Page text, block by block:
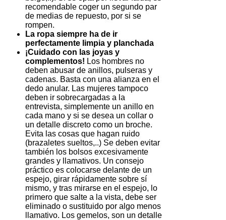
recomendable coger un segundo par
de medias de repuesto, por si se
rompen.
La ropa siempre ha de ir
perfectamente limpia y planchada
¡Cuidado con las joyas y
complementos! Los hombres no
deben abusar de anillos, pulseras y
cadenas. Basta con una alianza en el
dedo anular. Las mujeres tampoco
deben ir sobrecargadas a la
entrevista, simplemente un anillo en
cada mano y si se desea un collar o
un detalle discreto como un broche.
Evita las cosas que hagan ruido
(brazaletes sueltos,..) Se deben evitar
también los bolsos excesivamente
grandes y llamativos. Un consejo
práctico es colocarse delante de un
espejo, girar rápidamente sobre sí
mismo, y tras mirarse en el espejo, lo
primero que salte a la vista, debe ser
eliminado o sustituido por algo menos
llamativo. Los gemelos, son un detalle